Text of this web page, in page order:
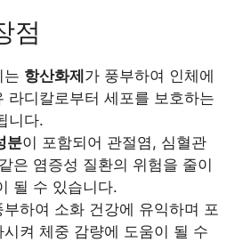
점
는 항산화제가 풍부하여 인체에
라디칼로부터 세포를 보호하는
니다.
분이 포함되어 관절염, 심혈관
은 염증성 질환의 위험을 줄이
될 수 있습니다.
부하여 소화 건강에 유익하며 포
시켜 체중 감량에 도움이 될 수